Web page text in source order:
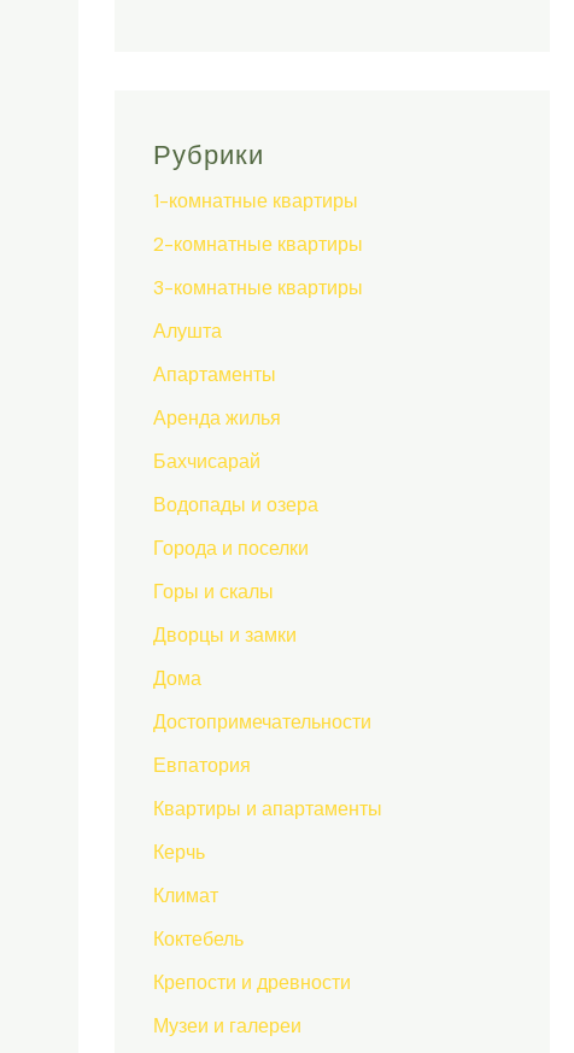
Рубрики
1-комнатные квартиры
2-комнатные квартиры
3-комнатные квартиры
Алушта
Апартаменты
Аренда жилья
Бахчисарай
Водопады и озера
Города и поселки
Горы и скалы
Дворцы и замки
Дома
Достопримечательности
Евпатория
Квартиры и апартаменты
Керчь
Климат
Коктебель
Крепости и древности
Музеи и галереи